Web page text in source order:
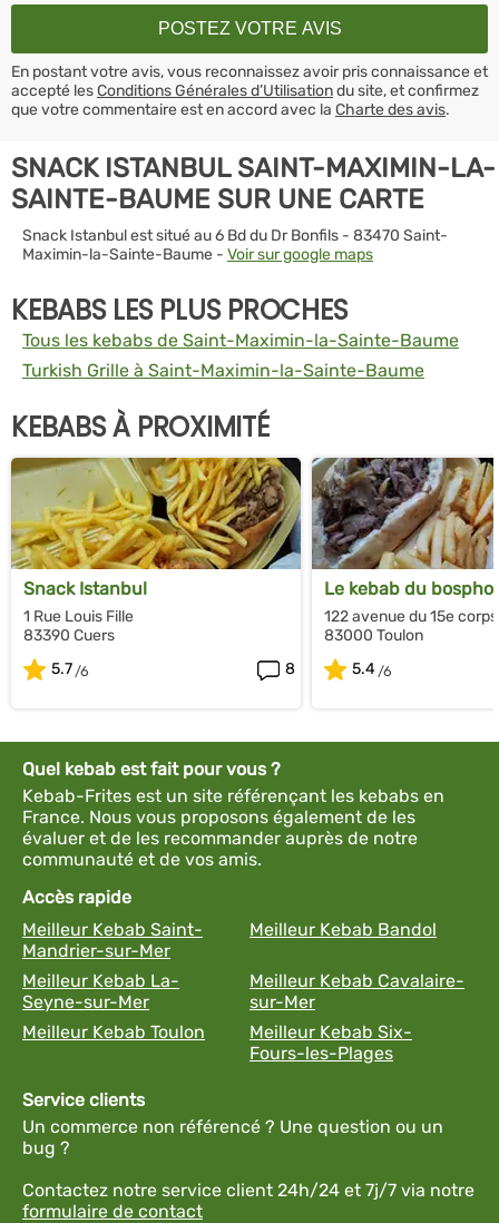
En postant votre avis, vous reconnaissez avoir pris connaissance et
accepté lesConditions Générales d’Utilisationdu site, et confirmez
que votre commentaire est en accord avec la Charte des avis.
SNACK ISTANBUL SAINT-MAXIMIN-LA-
SAINTE-BAUME SUR UNE CARTE
Snack Istanbul est situé au 6 Bd du Dr Bonfils - 83470 Saint-
Maximin-la-Sainte-Baume - Voir sur google maps
KEBABS LES PLUS PROCHES
Tous les kebabs de Saint-Maximin-la-Sainte-Baume
Turkish Grille à Saint-Maximin-la-Sainte-Baume
KEBABS À PROXIMITÉ
Snack Istanbul
1 Rue Louis Fille
83390 Cuers
5.7
8
Le kebab du
122 avenue du 15e corps
83000 Toulon
5.4
Quel kebab est fait pour vous ?
Kebab-Frites est un site référençant les kebabs en
France. Nous vous proposons également de les
évaluer et de les recommander auprès de notre
communauté et de vos amis.
Accès rapide
Meilleur Kebab Saint-
Mandrier-sur-Mer
Meilleur Kebab Bandol
Meilleur Kebab La-
Seyne-sur-Mer
Meilleur Kebab Cavalaire-
sur-Mer
Meilleur Kebab Toulon
Meilleur Kebab Six-
Fours-les-Plages
Service clients
Un commerce non référencé ? Une question ou un
bug ?
Contactez notre service client 24h/24 et 7j/7 via notre
formulaire de contact